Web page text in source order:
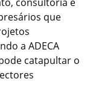
que
a ADECA
catapultar o